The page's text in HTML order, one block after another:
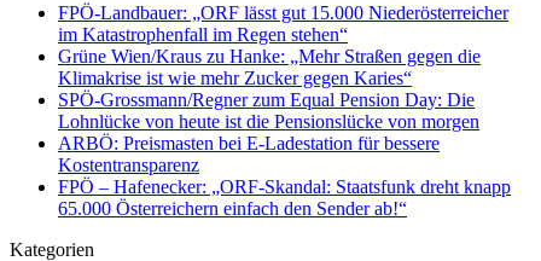
FPÖ-Landbauer: „ORF lässt gut 15.000 Niederösterreicher
im Katastrophenfall im Regen stehen“
Grüne Wien/Kraus zu Hanke: „Mehr Straßen gegen die
Klimakrise ist wie mehr Zucker gegen Karies“
SPÖ-Grossmann/Regner zum Equal Pension Day: Die
Lohnlücke von heute ist die Pensionslücke von morgen
ARBÖ: Preismasten bei E-Ladestation für bessere
Kostentransparenz
FPÖ – Hafenecker: „ORF-Skandal: Staatsfunk dreht knapp
65.000 Österreichern einfach den Sender ab!“
Kategorien